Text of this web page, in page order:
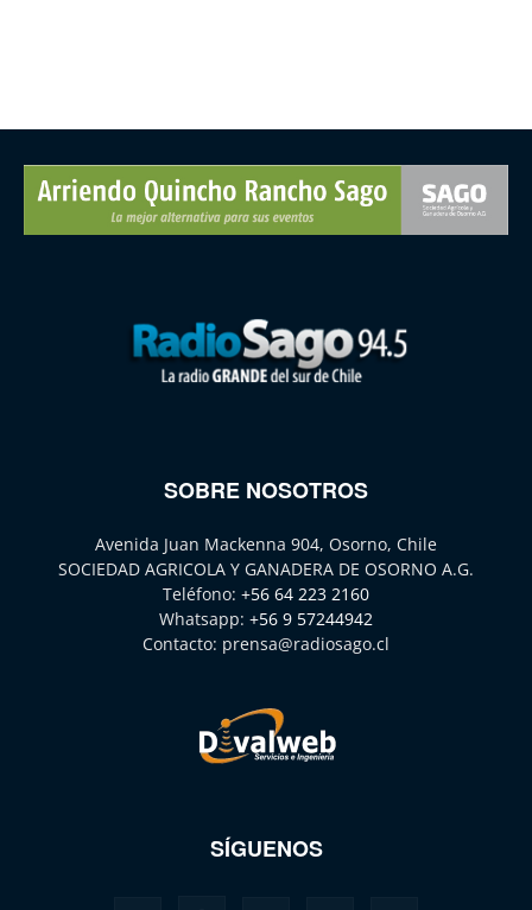
SOBRE NOSOTROS
Avenida Juan Mackenna 904, Osorno, Chile
SOCIEDAD AGRICOLA Y GANADERA DE OSORNO A.G.
Teléfono: +56 64 223 2160
Whatsapp: +56 9 57244942
Contacto: prensa@radiosago.cl
SÍGUENOS